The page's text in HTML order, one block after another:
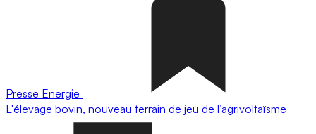
Presse Energie
L'élevage bovin, nouveau terrain de jeu de l’agrivoltaïsme